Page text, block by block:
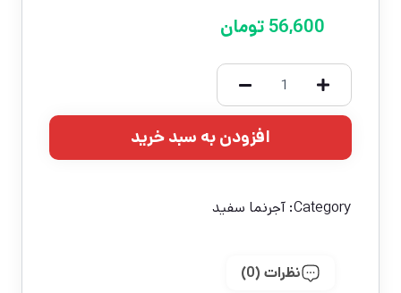
56,600 تومان
افزودن به سبد خرید
Category: آجرنما سفید
نظرات (0)